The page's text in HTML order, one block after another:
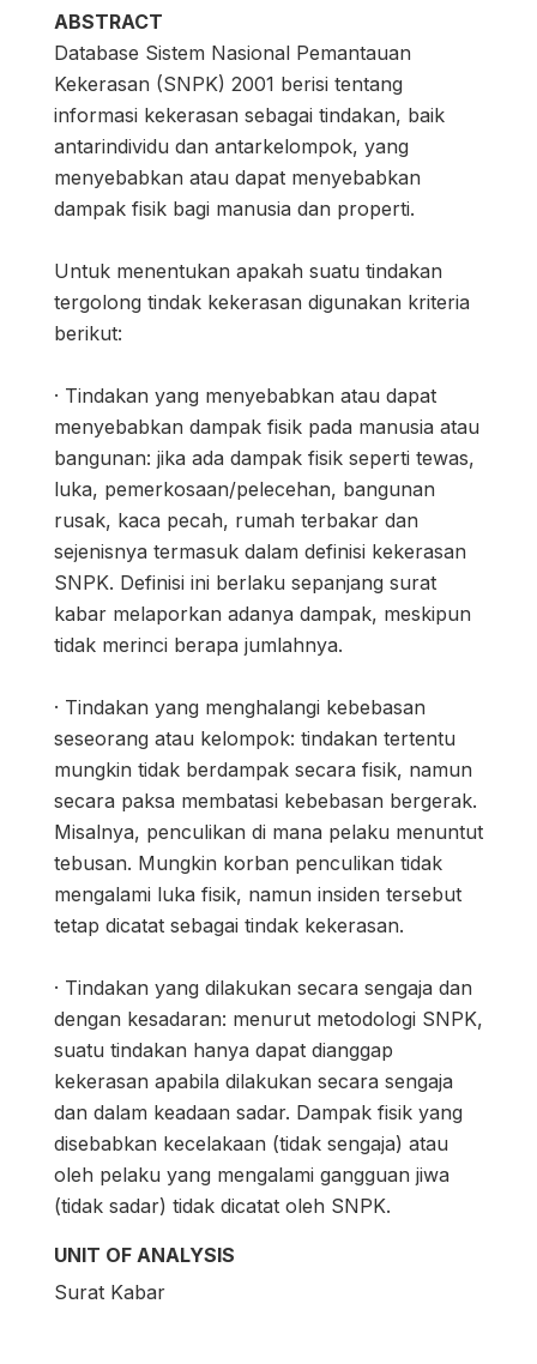
ABSTRACT
Database Sistem Nasional Pemantauan
Kekerasan (SNPK) 2001 berisi tentang
informasi kekerasan sebagai tindakan, baik
antarindividu dan antarkelompok, yang
menyebabkan atau dapat menyebabkan
dampak fisik bagi manusia dan properti.
Untuk menentukan apakah suatu tindakan
tergolong tindak kekerasan digunakan kriteria
berikut:
· Tindakan yang menyebabkan atau dapat
menyebabkan dampak fisik pada manusia atau
bangunan: jika ada dampak fisik seperti tewas,
luka, pemerkosaan/pelecehan, bangunan
rusak, kaca pecah, rumah terbakar dan
sejenisnya termasuk dalam definisi kekerasan
SNPK. Definisi ini berlaku sepanjang surat
kabar melaporkan adanya dampak, meskipun
tidak merinci berapa jumlahnya.
· Tindakan yang menghalangi kebebasan
seseorang atau kelompok: tindakan tertentu
mungkin tidak berdampak secara fisik, namun
secara paksa membatasi kebebasan bergerak.
Misalnya, penculikan di mana pelaku menuntut
tebusan. Mungkin korban penculikan tidak
mengalami luka fisik, namun insiden tersebut
tetap dicatat sebagai tindak kekerasan.
· Tindakan yang dilakukan secara sengaja dan
dengan kesadaran: menurut metodologi SNPK,
suatu tindakan hanya dapat dianggap
kekerasan apabila dilakukan secara sengaja
dan dalam keadaan sadar. Dampak fisik yang
disebabkan kecelakaan (tidak sengaja) atau
oleh pelaku yang mengalami gangguan jiwa
(tidak sadar) tidak dicatat oleh SNPK.
UNIT OF ANALYSIS
Surat Kabar